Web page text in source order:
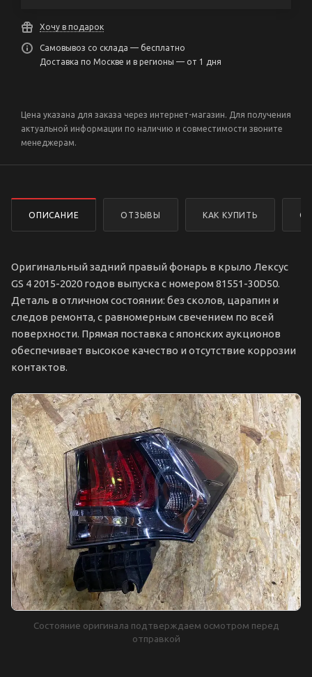
Хочу в подарок
Самовывоз со склада — бесплатно
Доставка по Москве и в регионы — от 1 дня
Цена указана для заказа через интернет-магазин. Для получения
актуальной информации по наличию и совместимости звоните
менеджерам.
ОПИСАНИЕ ОТЗЫВЫ КАК КУПИТЬ
Оригинальный задний правый фонарь в крыло Лексус
GS 4 2015-2020 годов выпуска с номером 81551-30D50.
Деталь в отличном состоянии: без сколов, царапин и
следов ремонта, с равномерным свечением по всей
поверхности. Прямая поставка с японских аукционов
обеспечивает высокое качество и отсутствие коррозии
контактов.
Состояние оригинала подтверждаем осмотром перед
отправкой